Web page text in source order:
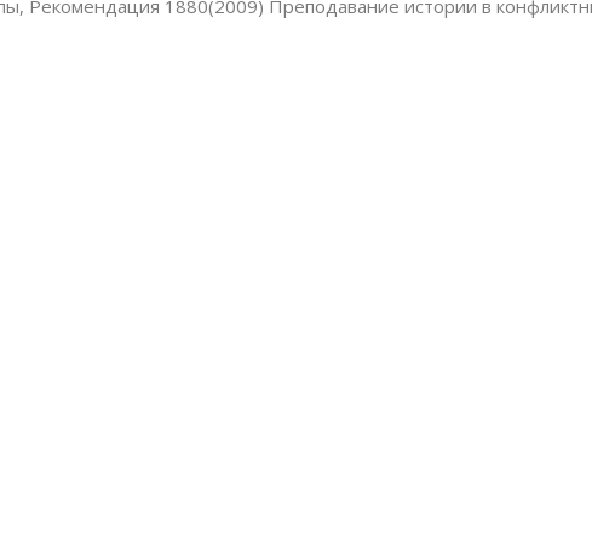
Рекомендация 1880(2009) Преподавание истории в